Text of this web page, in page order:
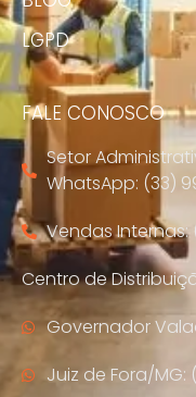
LGPD
FALE CONOSCO
Setor
WhatsApp: (33)
Vendas Internas:
Centro de
Governador
Juiz de Fora/MG: